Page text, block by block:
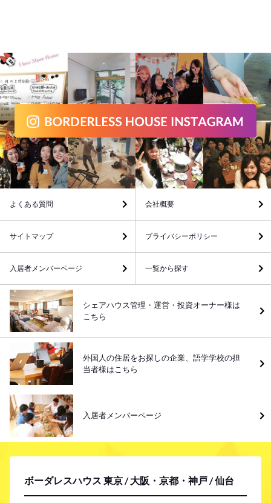
ボーダレスハウス 東京 / 大阪・京都・神戸 / 仙台
よくある質問 会社概要
サイトマップ プライバシーポリシー
入居者メンバーページ 一覧から探す
シェアハウス管理・運営・投資オーナー様は
こちら
外国人の住居をお探しの企業、語学学校の担
当者様はこちら
入居者メンバーページ